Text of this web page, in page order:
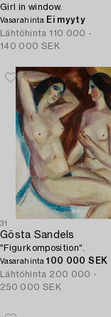
Girl in window.
Vasarahinta Ei myyty
Lähtöhinta 110 000 -
140 000 SEK
31
Gösta Sandels
"Figurkomposition".
Vasarahinta100 000 SEK
Lähtöhinta 200 000 -
250 000 SEK